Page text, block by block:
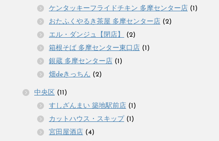
ケンタッキーフライドチキン 多摩センター店 (1)
おたふくやるき茶屋 多摩センター店 (2)
エル・ダンジュ【閉店】
(2)
箱根そば 多摩センター東口店 (1)
銀蔵 多摩センター店 (1)
畑deきっちん (2)
中央区 (11)
すしざんまい 築地駅前店 (1)
カットハウス・スキップ (1)
宮田屋酒店 (4)